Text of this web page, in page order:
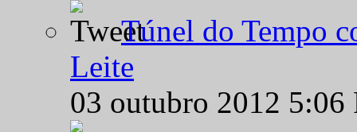
Túnel do Tempo
Leite
03 outubro 2012